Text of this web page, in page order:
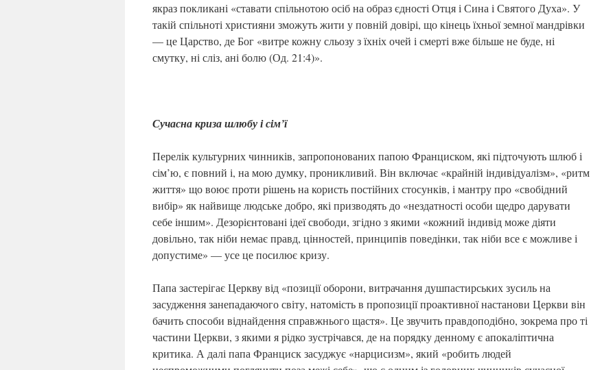
якраз покликані «ставати спільнотою осіб на образ єдності Отця і Сина і Святого Духа». У
такій спільноті християни зможуть жити у повній довірі, що кінець їхньої земної мандрівки
— це Царство, де Бог «витре кожну сльозу з їхніх очей і смерті вже більше не буде, ні
смутку, ні сліз, ані болю (Од. 21:4)».
Сучасна криза шлюбу і сім’ї
Перелік культурних чинників, запропонованих папою Франциском, які підточують шлюб і
сім’ю, є повний і, на мою думку, проникливий. Він включає «крайній індивідуалізм», «ритм
життя» що воює проти рішень на користь постійних стосунків, і мантру про «свобідний
вибір» як найвище людське добро, які призводять до «нездатності особи щедро дарувати
себе іншим». Дезорієнтовані ідеї свободи, згідно з якими «кожний індивід може діяти
довільно, так ніби немає правд, цінностей, принципів поведінки, так ніби все є можливе і
допустиме» — усе це посилює кризу.
Папа застерігає Церкву від «позиції оборони, витрачання душпастирських зусиль на
засудження занепадаючого світу, натомість в пропозиції проактивної настанови Церкви він
бачить способи віднайдення справжнього щастя». Це звучить правдоподібно, зокрема про ті
частини Церкви, з якими я рідко зустрічався, де на порядку денному є апокаліптична
критика. А далі папа Франциск засуджує «нарцисизм», який «робить людей